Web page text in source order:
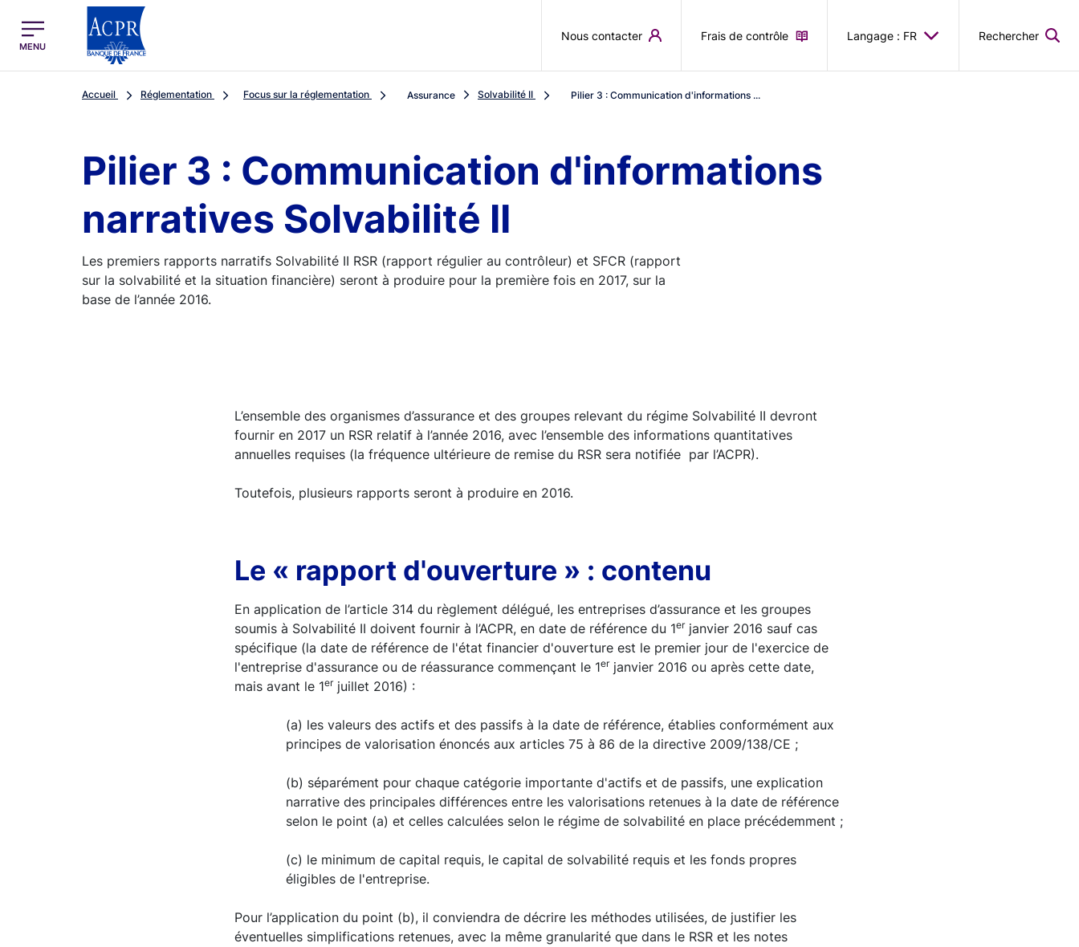
ACPR Menu Principal (French)
MENU
Nous contacter Frais de contrôle Langage : FR Rechercher
Accueil Réglementation Focus sur la réglementation Assurance Solvabilité II Pilier 3 : Communication d'informations ...
Pilier 3 : Communication d'informations
narratives Solvabilité II
Les premiers rapports narratifs Solvabilité II RSR (rapport régulier au contrôleur) et SFCR (rapport
sur la solvabilité et la situation financière) seront à produire pour la première fois en 2017, sur la
base de l’année 2016.
L’ensemble des organismes d’assurance et des groupes relevant du régime Solvabilité II devront
fournir en 2017 un RSR relatif à l’année 2016, avec l’ensemble des informations quantitatives
annuelles requises (la fréquence ultérieure de remise du RSR sera notifiée par l’ACPR).
Toutefois, plusieurs rapports seront à produire en 2016.
Le « rapport d'ouverture » : contenu
En application de l’article 314 du règlement délégué, les entreprises d’assurance et les groupes
soumis à Solvabilité II doivent fournir à l’ACPR, en date de référence du 1erjanvier 2016 sauf cas
spécifique (la date de référence de l'état financier d'ouverture est le premier jour de l'exercice de
l'entreprise d'assurance ou de réassurance commençant le 1erjanvier 2016 ou après cette date,
mais avant le 1erjuillet 2016) :
(a) les valeurs des actifs et des passifs à la date de référence, établies conformément aux
principes de valorisation énoncés aux articles 75 à 86 de la directive 2009/138/CE ;
(b) séparément pour chaque catégorie importante d'actifs et de passifs, une explication
narrative des principales différences entre les valorisations retenues à la date de référence
selon le point (a) et celles calculées selon le régime de solvabilité en place précédemment ;
(c) le minimum de capital requis, le capital de solvabilité requis et les fonds propres
éligibles de l'entreprise.
Pour l’application du point (b), il conviendra de décrire les méthodes utilisées, de justifier les
éventuelles simplifications retenues, avec la même granularité que dans le RSR et les notes